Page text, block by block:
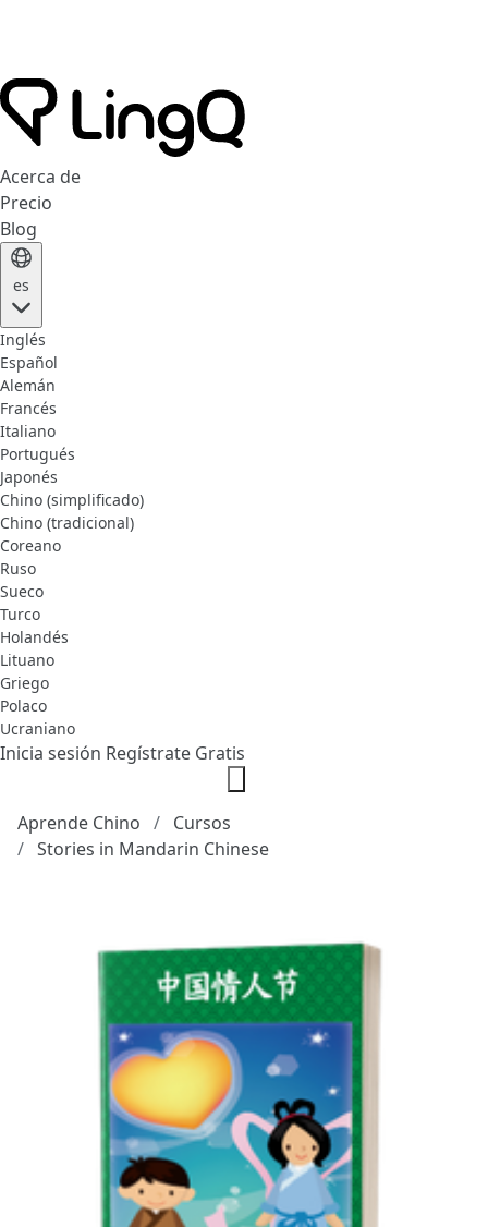
Acerca de
Precio
Blog
es
Inglés
Español
Alemán
Francés
Italiano
Portugués
Japonés
Chino (simplificado)
Chino (tradicional)
Coreano
Ruso
Sueco
Turco
Holandés
Lituano
Griego
Polaco
Ucraniano
Inicia sesión Regístrate Gratis
Aprende Chino
Cursos
Stories in Mandarin Chinese